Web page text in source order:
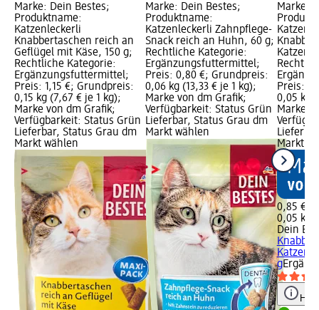
Marke: Dein Bestes;
Produktname:
Katzenleckerli
Knabbertaschen reich an
Geflügel mit Käse, 150 g;
Rechtliche Kategorie:
Ergänzungsfuttermittel;
Preis: 1,15 €; Grundpreis:
0,15 kg (7,67 € je 1 kg);
Marke von dm Grafik;
Verfügbarkeit: Status Grün
Lieferbar, Status Grau dm
Markt wählen
Marke: Dein Bestes;
Produktname:
Katzenleckerli Zahnpflege-
Snack reich an Huhn, 60 g;
Rechtliche Kategorie:
Ergänzungsfuttermittel;
Preis: 0,80 €; Grundpreis:
0,06 kg (13,33 € je 1 kg);
Marke von dm Grafik;
Verfügbarkeit: Status Grün
Lieferbar, Status Grau dm
Markt wählen
Marke:
Preis:
0,05 kg
Marke
Markt
0,85 €
0,05 kg
Dein
g